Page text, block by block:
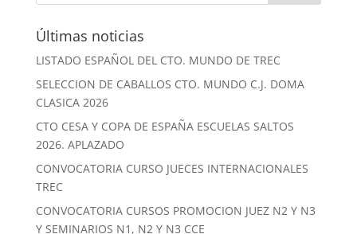
Últimas noticias
LISTADO ESPAÑOL DEL CTO. MUNDO DE TREC
SELECCION DE CABALLOS CTO. MUNDO C.J. DOMA
CLASICA 2026
CTO CESA Y COPA DE ESPAÑA ESCUELAS SALTOS
2026. APLAZADO
CONVOCATORIA CURSO JUECES INTERNACIONALES
TREC
CONVOCATORIA CURSOS PROMOCION JUEZ N2 Y N3
Y SEMINARIOS N1, N2 Y N3 CCE